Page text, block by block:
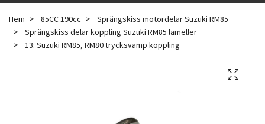
Hem 85CC 190cc
Sprängskiss motordelar Suzuki RM85
Sprängskiss delar koppling Suzuki RM85 lameller
13: Suzuki RM85, RM80 trycksvamp koppling